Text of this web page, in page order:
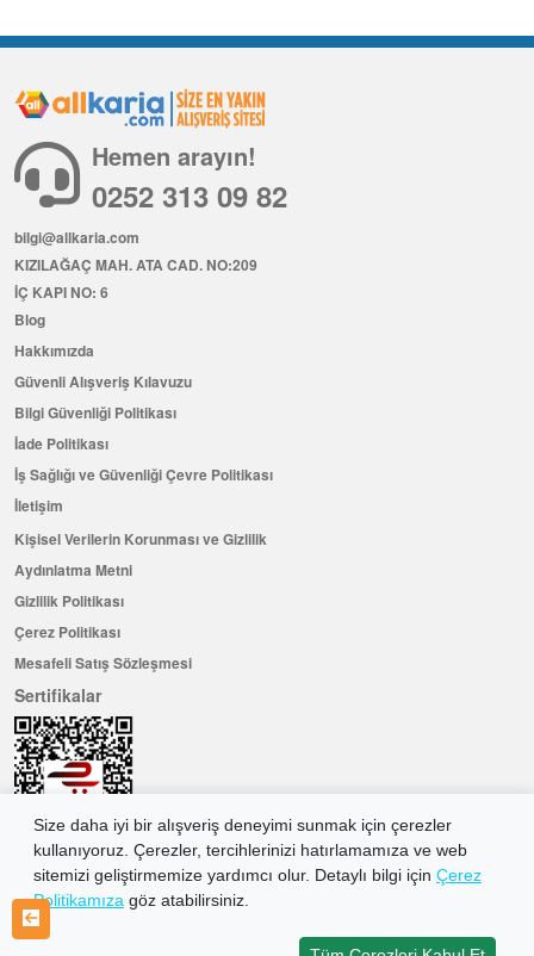
Size daha iyi bir alışveriş deneyimi sunmak için çerezler
kullanıyoruz. Çerezler, tercihlerinizi hatırlamamıza ve web
sitemizi geliştirmemize yardımcı olur. Detaylı bilgi için Çerez
Politikamıza göz atabilirsiniz.
Hemen arayın!
0252 313 09 82
bilgi@allkaria.com
KIZILAĞAÇ MAH. ATA CAD. NO:209
İÇ KAPI NO: 6
Blog
Hakkımızda
Güvenli Alışveriş Kılavuzu
Bilgi Güvenliği Politikası
İade Politikası
İş Sağlığı ve Güvenliği Çevre Politikası
İletişim
Kişisel Verilerin Korunması ve Gizlilik
Aydınlatma Metni
Gizlilik Politikası
Çerez Politikası
Mesafeli Satış Sözleşmesi
Sertifikalar
Hemen Üye Olun ...ve 100 ₺ değerinde indirim kuponu kazanın